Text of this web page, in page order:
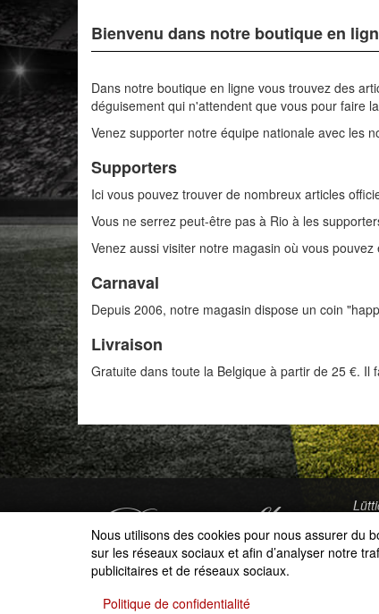
Nous utilisons des cookies pour nous assurer du
sur les réseaux sociaux et afin d’analyser notre
publicitaires et de réseaux sociaux.
Politique de confidentialité
Bienvenu dans notre boutique en
Dans notre boutique en ligne vous trouvez des
déguisement qui n'attendent que vous pour faire
Venez supporter notre équipe nationale avec les
Supporters
Ici vous pouvez trouver de nombreux articles
Vous ne serrez peut-être pas à Rio à les
Venez aussi visiter notre magasin où vous
Carnaval
Depuis 2006, notre magasin dispose un coin
Livraison
Gratuite dans toute la Belgique à partir de 25 €.